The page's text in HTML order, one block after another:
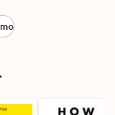
gender-neutral
and the
debates
the idea